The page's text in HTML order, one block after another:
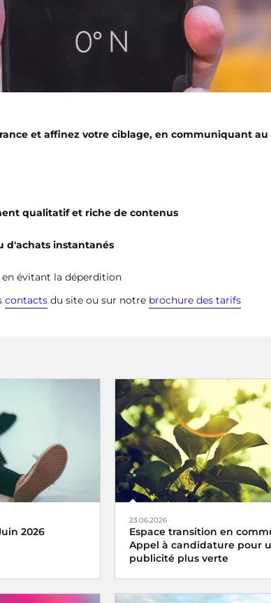
et affinez votre ciblage, en communiquant
qualitatif et riche de contenus
d'achats instantanés
en évitant la déperdition
contacts du site ou sur notre brochure des tarifs
2026
23.06.2026
Espace transition en
Appel à candidature pour
publicité plus verte